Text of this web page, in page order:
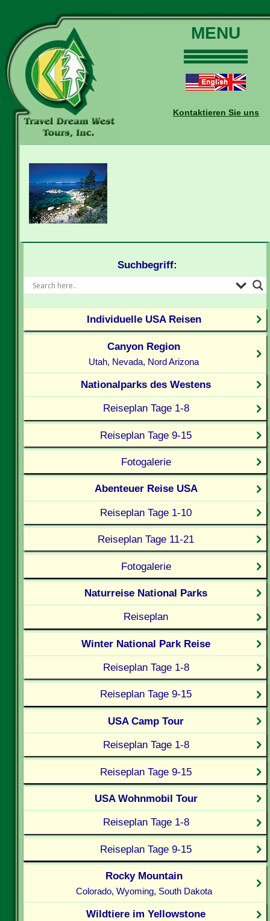
MENU
Touren
Daten und Preise
Buchungen
Kontaktieren Sie uns
Suchbegriff:
Individuelle USA Reisen
Canyon Region
Utah, Nevada, Nord Arizona
Nationalparks des Westens
Reiseplan Tage 1-8
Reiseplan Tage 9-15
Fotogalerie
Abenteuer Reise USA
Reiseplan Tage 1-10
Reiseplan Tage 11-21
Fotogalerie
Naturreise National Parks
Reiseplan
Winter National Park Reise
Reiseplan Tage 1-8
Reiseplan Tage 9-15
USA Camp Tour
Reiseplan Tage 1-8
Reiseplan Tage 9-15
USA Wohnmobil Tour
Reiseplan Tage 1-8
Reiseplan Tage 9-15
Rocky Mountain
Colorado, Wyoming, South Dakota
Wildtiere im Yellowstone